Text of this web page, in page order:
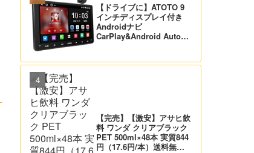
【ドライブに】ATOTO 9
インチディスプレイ付き
Androidナビ
CarPlay&Android Auto対
【完売】【激安】アサヒ飲
料 ワンダ クリアブラック
PET 500ml×48本 実質844
円（17.6円/本）送料無料